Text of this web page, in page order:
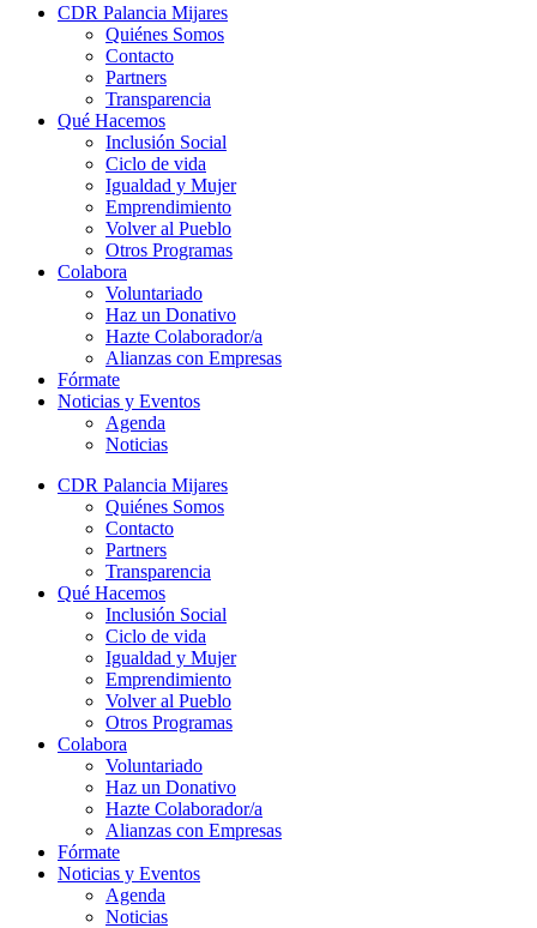
CDR Palancia Mijares
Quiénes Somos
Contacto
Partners
Transparencia
Qué Hacemos
Inclusión Social
Ciclo de vida
Igualdad y Mujer
Emprendimiento
Volver al Pueblo
Otros Programas
Colabora
Voluntariado
Haz un Donativo
Hazte Colaborador/a
Alianzas con Empresas
Fórmate
Noticias y Eventos
Agenda
Noticias
CDR Palancia Mijares
Quiénes Somos
Contacto
Partners
Transparencia
Qué Hacemos
Inclusión Social
Ciclo de vida
Igualdad y Mujer
Emprendimiento
Volver al Pueblo
Otros Programas
Colabora
Voluntariado
Haz un Donativo
Hazte Colaborador/a
Alianzas con Empresas
Fórmate
Noticias y Eventos
Agenda
Noticias